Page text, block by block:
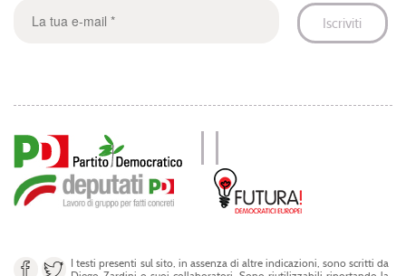
I testi presenti sul sito, in assenza di altre indicazioni, sono scritti da